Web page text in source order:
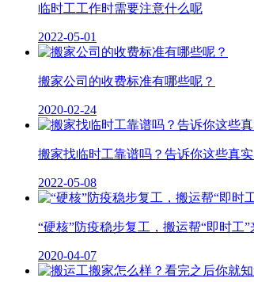
临时工工作时需要注意什么呢
2022-05-01
搬家公司的收费标准有哪些呢？
2020-02-24
搬家找临时工靠谱吗？告诉你这些真
2022-05-08
“硬核”防疫稳步复工，搬运帮“即时工”
2020-04-07